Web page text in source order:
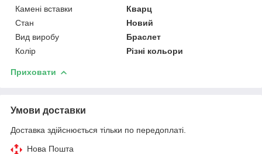
Камені вставки
Кварц
Стан
Новий
Вид виробу
Браслет
Колір
Різні кольори
Приховати
Умови доставки
Доставка здійснюється тільки по передоплаті.
Нова Пошта